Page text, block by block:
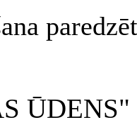
ŪDENS"